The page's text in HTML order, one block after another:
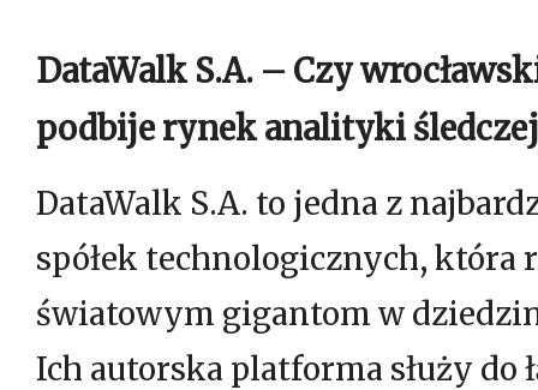
DataWalk S.A. – Czy
podbije rynek analityki
DataWalk S.A. to jedna z
spółek technologicznych, która
światowym gigantom w
Ich autorska platforma służy do